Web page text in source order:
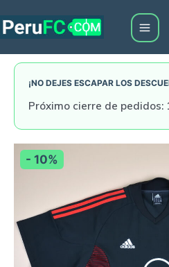
to
Main
¡NO DEJES ESCAPAR LOS
Próximo cierre de pedidos:
- 10%